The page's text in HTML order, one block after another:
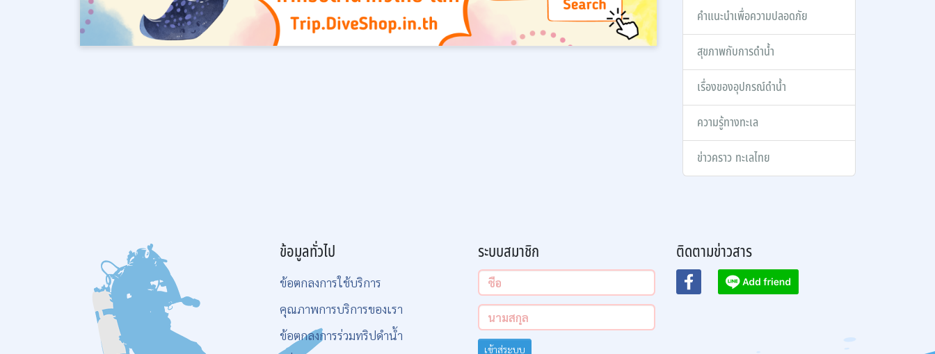
คำแนะนำเพื่อความปลอดภัย
สุขภาพกับการดำน้ำ
เรื่องของอุปกรณ์ดำน้ำ
ความรู้ทางทะเล
ข่าวคราว ทะเลไทย
ข้อมูลทั่วไป
ข้อตกลงการใช้บริการ
คุณภาพการบริการของเรา
ข้อตกลงการร่วมทริปดำน้ำ
ระบบสมาชิก
เข้าสู่ระบบ
ติดตามข่าวสาร